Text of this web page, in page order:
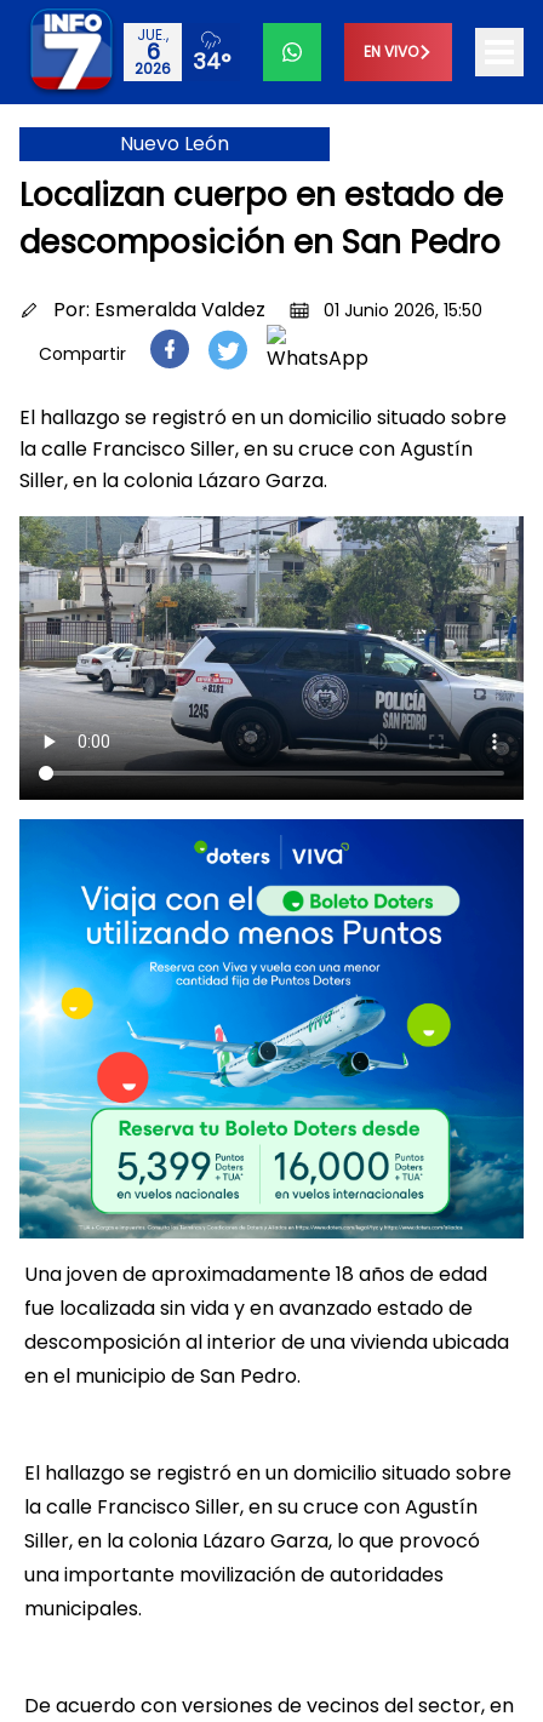
JUE.,
6
2026 34° EN VIVO
Nuevo León
Localizan cuerpo en estado de
descomposición en San Pedro
Por: Esmeralda Valdez
01 Junio 2026, 15:50
Compartir
El hallazgo se registró en un domicilio situado sobre
la calle Francisco Siller, en su cruce con Agustín
Siller, en la colonia Lázaro Garza.
Una joven de aproximadamente 18 años de edad
fue localizada sin vida y en avanzado estado de
descomposición al interior de una vivienda ubicada
en el municipio de San Pedro.
El hallazgo se registró en un domicilio situado sobre
la calle Francisco Siller, en su cruce con Agustín
Siller, en la colonia Lázaro Garza, lo que provocó
una importante movilización de autoridades
municipales.
De acuerdo con versiones de vecinos del sector, en